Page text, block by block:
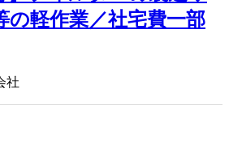
の軽作業／社宅費一部
社